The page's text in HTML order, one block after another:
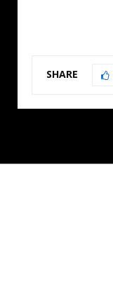
SHARE